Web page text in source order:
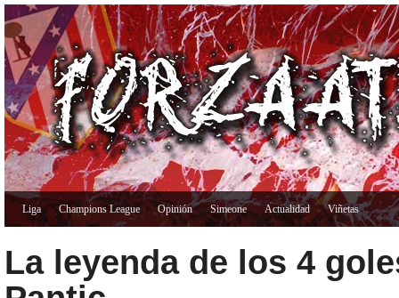
Liga Champions League Opinión Simeone Actualidad Viñetas
La leyenda de los 4